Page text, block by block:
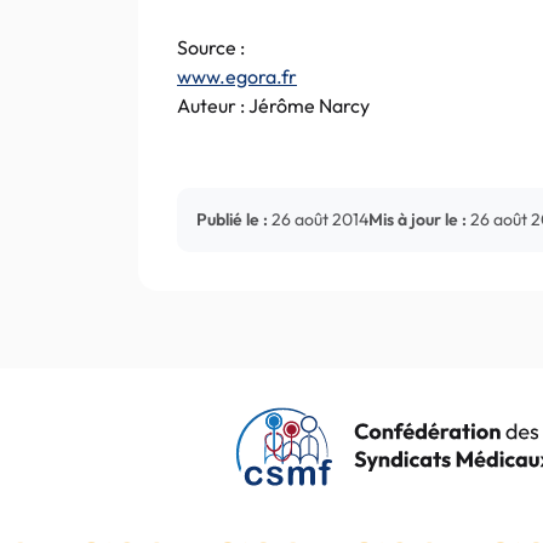
Source :
www.egora.fr
Auteur : Jérôme Narcy
Publié le : 26 août 2014Mis à jour le : 26 août